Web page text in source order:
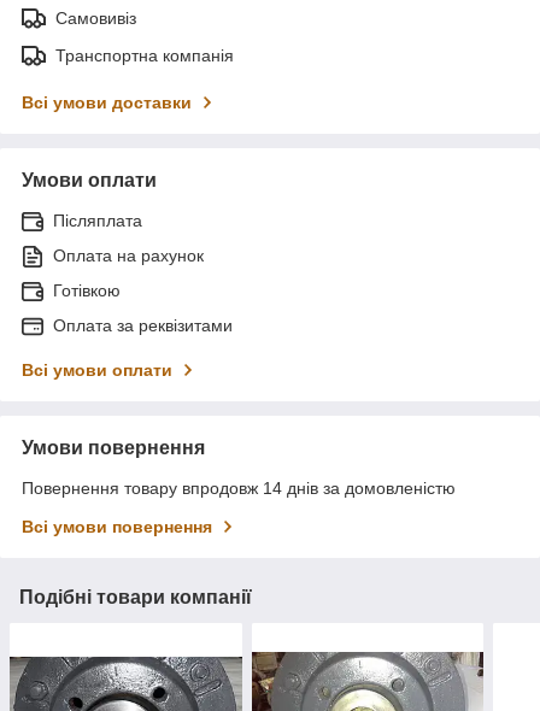
Самовивіз
Транспортна компанія
Всі умови доставки
Умови оплати
Післяплата
Оплата на рахунок
Готівкою
Оплата за реквізитами
Всі умови оплати
Умови повернення
Повернення товару впродовж 14 днів за домовленістю
Всі умови повернення
Подібні товари компанії